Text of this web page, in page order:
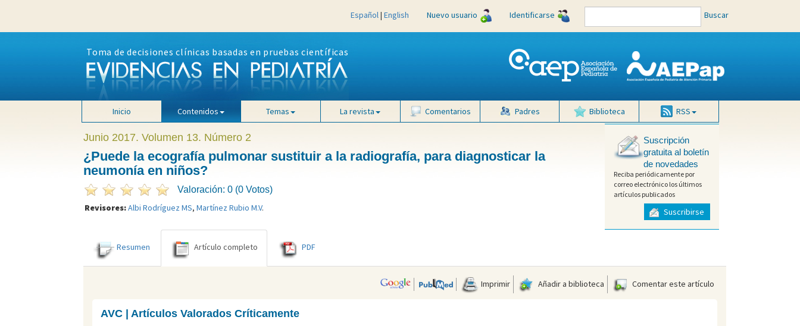
Español| English Nuevo usuario Identificarse Buscar
Toma de decisiones clínicas basadas en pruebas científicas
Inicio Contenidos Temas La revista Comentarios Padres Biblioteca RSS
Junio 2017. Volumen 13. Número 2
¿Puede la ecografía pulmonar sustituir a la radiografía, para diagnosticar la
neumonía en niños?
Valoración: 0 (0 Votos)
Revisores:Albi Rodríguez MS, Martínez Rubio M.V.
Suscripción
gratuita al boletín
de novedades
Reciba periódicamente por
correo electrónico los últimos
artículos publicados
Suscribirse
Resumen Artículo completo PDF
Imprimir Añadir a biblioteca Comentar este artículo
AVC | Artículos Valorados Críticamente